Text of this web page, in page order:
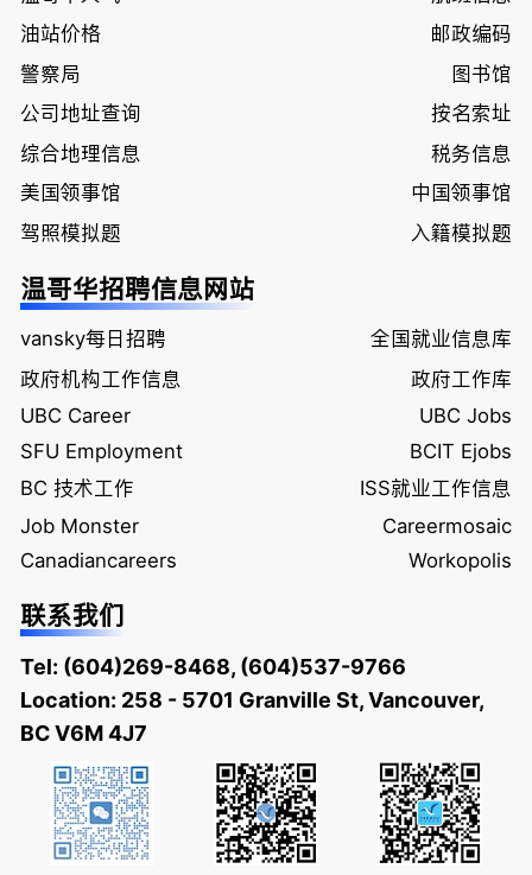
油站价格
邮政编码
警察局
图书馆
公司地址查询
按名索址
综合地理信息
税务信息
美国领事馆
中国领事馆
驾照模拟题
入籍模拟题
温哥华招聘信息网站
vansky每日招聘
全国就业信息库
政府机构工作信息
政府工作库
UBC Career
UBC Jobs
SFU Employment
BCIT Ejobs
BC 技术工作
ISS就业工作信息
Job Monster
Careermosaic
Canadiancareers
Workopolis
联系我们
Tel: (604)269-8468, (604)537-9766
Location: 258 - 5701 Granville St, Vancouver,
BC V6M 4J7